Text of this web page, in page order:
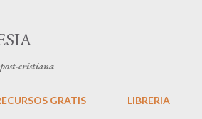
cristiana
GRATIS LIBRERIA